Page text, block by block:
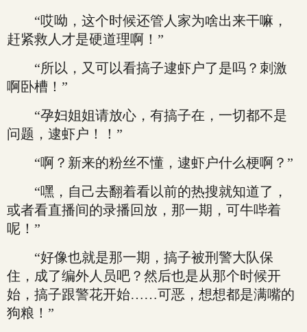
“哎呦，这个时候还管人家为啥出来干嘛，
赶紧救人才是硬道理啊！”
“所以，又可以看搞子逮虾户了是吗？刺激
啊卧槽！”
“孕妇姐姐请放心，有搞子在，一切都不是
问题，逮虾户！！”
“啊？新来的粉丝不懂，逮虾户什么梗啊？”
“嘿，自己去翻着看以前的热搜就知道了，
或者看直播间的录播回放，那一期，可牛哔着
呢！”
“好像也就是那一期，搞子被刑警大队保
住，成了编外人员吧？然后也是从那个时候开
始，搞子跟警花开始……可恶，想想都是满嘴的
狗粮！”